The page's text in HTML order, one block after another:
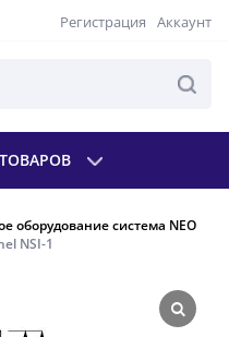
Регистрация Аккаунт
оборудование система NEO
NSI-1